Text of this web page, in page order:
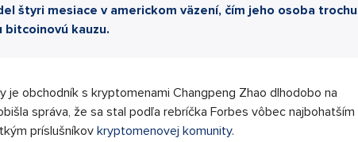
štyri mesiace v americkom väzení, čím jeho osoba trochu
bitcoinovú kauzu.
je obchodník s kryptomenami Changpeng Zhao dlhodobo na
správa, že sa stal podľa rebríčka Forbes vôbec najbohatším
príslušníkov kryptomenovej komunity.